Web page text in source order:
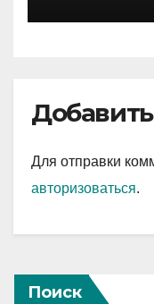
Для отправки
авторизоваться.
Поиск